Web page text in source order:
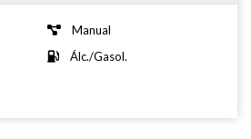
Manual
Álc./Gasol.